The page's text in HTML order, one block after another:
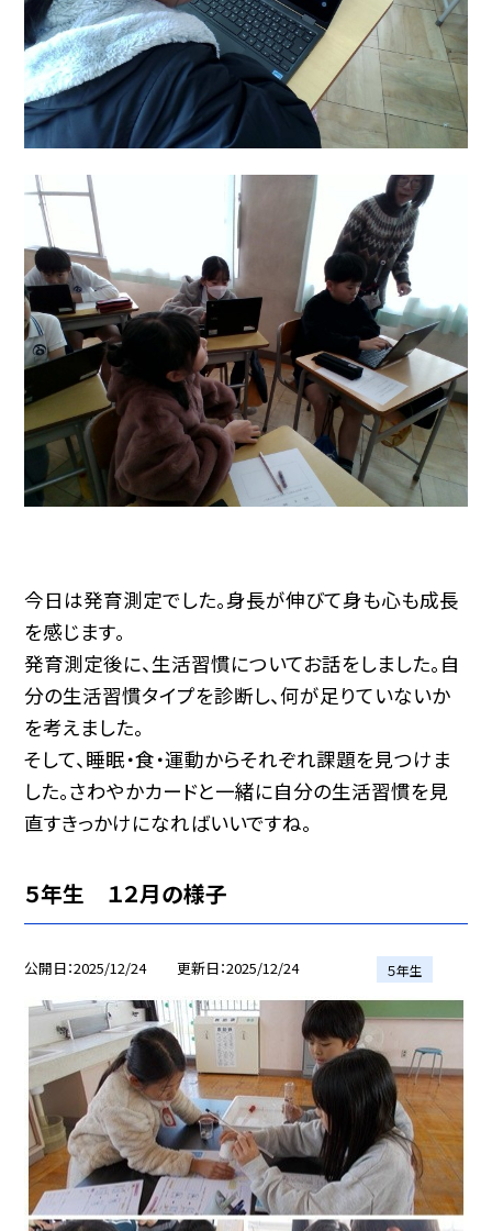
今日は発育測定でした。身長が伸びて身も心も成長
を感じます。
発育測定後に、生活習慣についてお話をしました。自
分の生活習慣タイプを診断し、何が足りていないか
を考えました。
そして、睡眠・食・運動からそれぞれ課題を見つけま
した。さわやかカードと一緒に自分の生活習慣を見
直すきっかけになればいいですね。
５年生 １２月の様子
公開日 2025/12/24 更新日 2025/12/24 ５年生